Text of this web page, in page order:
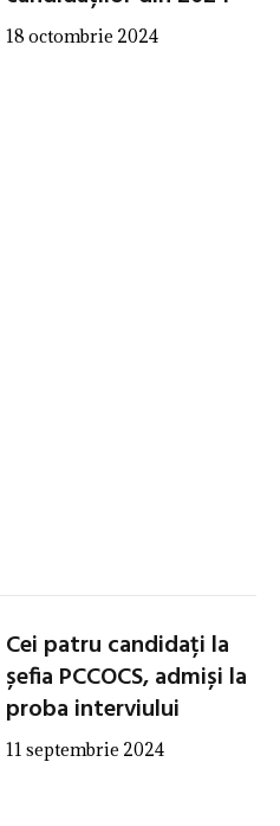
18 octombrie 2024
Cei patru candidați la
șefia PCCOCS, admiși la
proba interviului
11 septembrie 2024